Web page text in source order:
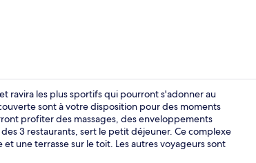
Chambre
ravira les plus sportifs qui pourront s'adonner au
sont à votre disposition pour des moments
profiter des massages, des enveloppements
3 restaurants, sert le petit déjeuner. Ce complexe
une terrasse sur le toit. Les autres voyageurs sont